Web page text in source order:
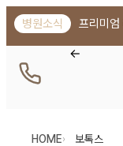
강남역 피
병원소식 프리미
HOME› 보톡스